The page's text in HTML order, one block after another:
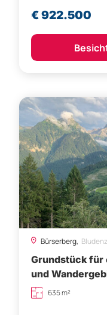
€ 922.500
Bürserberg,
Grundstück für
und
635 m²